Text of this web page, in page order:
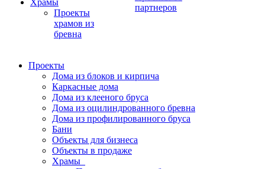
Храмы
Проекты
храмов из
бревна
партнеров
Проекты
Дома из блоков и кирпича
Каркасные дома
Дома из клееного бруса
Дома из оцилиндрованного бревна
Дома из профилированного бруса
Бани
Объекты для бизнеса
Объекты в продаже
Храмы